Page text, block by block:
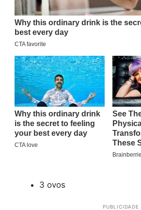
3 ovos
PUBLICIDADE